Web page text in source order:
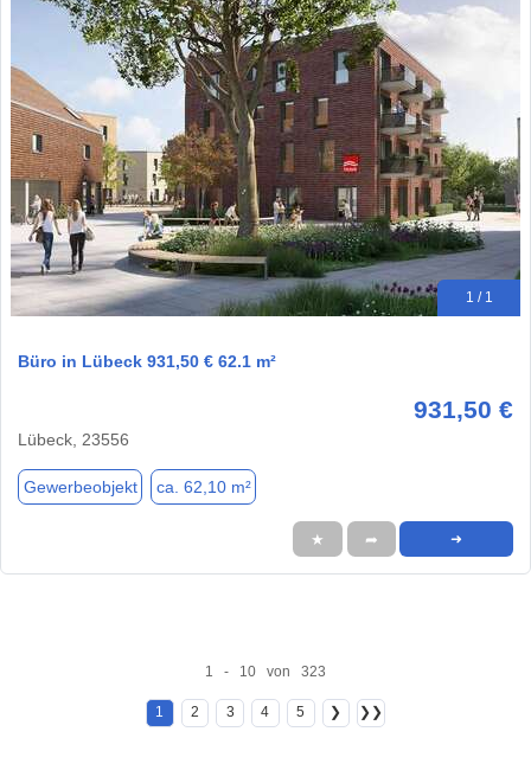
1 / 1
Büro in Lübeck 931,50 € 62.1 m²
931,50 €
Lübeck, 23556
Gewerbeobjekt ca. 62,10 m²
★ ➦ ➜
1 - 10 von 323
1 2 3 4 5 ❯ ❯❯